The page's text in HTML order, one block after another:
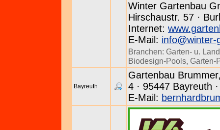
Winter Gartenbau
Hirschaustr. 57 ·
Internet:
E-Mail:
Branchen: Garten- u.
Biodesign-Pools, Garten-
Bayreuth
Gartenbau
4 · 95447 Bayreuth
E-Mail: